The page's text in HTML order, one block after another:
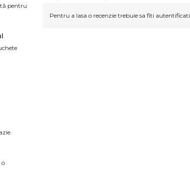
pentru
o
Pentru a lasa o recenzie trebuie sa fiti autentificati